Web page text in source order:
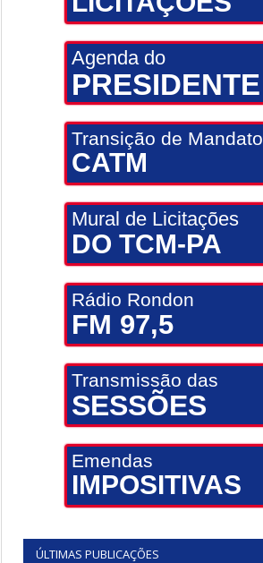
Agenda do
PRESIDENTE
Transição de Mandato
CATM
Mural de Licitações
DO TCM-PA
Rádio Rondon
FM 97,5
Transmissão das
SESSÕES
Emendas
IMPOSITIVAS
ÚLTIMAS PUBLICAÇÕES